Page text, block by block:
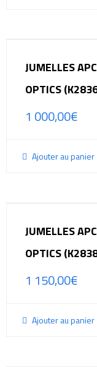
JUMELLES
OPTICS
1 000,00€
Ajouter au panier
JUMELLES
OPTICS
1 150,00€
Ajouter au panier